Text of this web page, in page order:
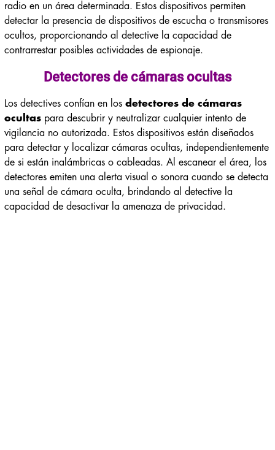
radio en un área determinada. Estos dispositivos permiten
detectar la presencia de dispositivos de escucha o transmisores
ocultos, proporcionando al detective la capacidad de
contrarrestar posibles actividades de espionaje.
Detectores de cámaras ocultas
Los detectives confían en los detectores de cámaras
ocultaspara descubrir y neutralizar cualquier intento de
vigilancia no autorizada. Estos dispositivos están diseñados
para detectar y localizar cámaras ocultas, independientemente
de si están inalámbricas o cableadas. Al escanear el área, los
detectores emiten una alerta visual o sonora cuando se detecta
una señal de cámara oculta, brindando al detective la
capacidad de desactivar la amenaza de privacidad.